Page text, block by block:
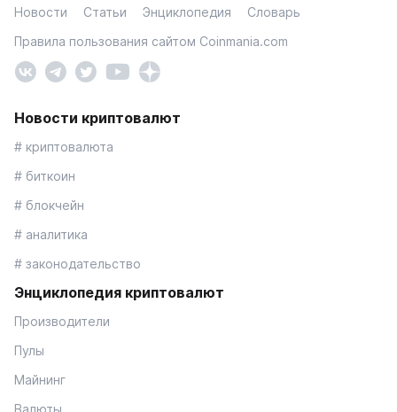
Новости Статьи Энциклопедия
Словарь
Правила пользования сайтом Coinmania.com
Новости криптовалют
# криптовалюта
# биткоин
# блокчейн
# аналитика
# законодательство
Энциклопедия криптовалют
Производители
Пулы
Майнинг